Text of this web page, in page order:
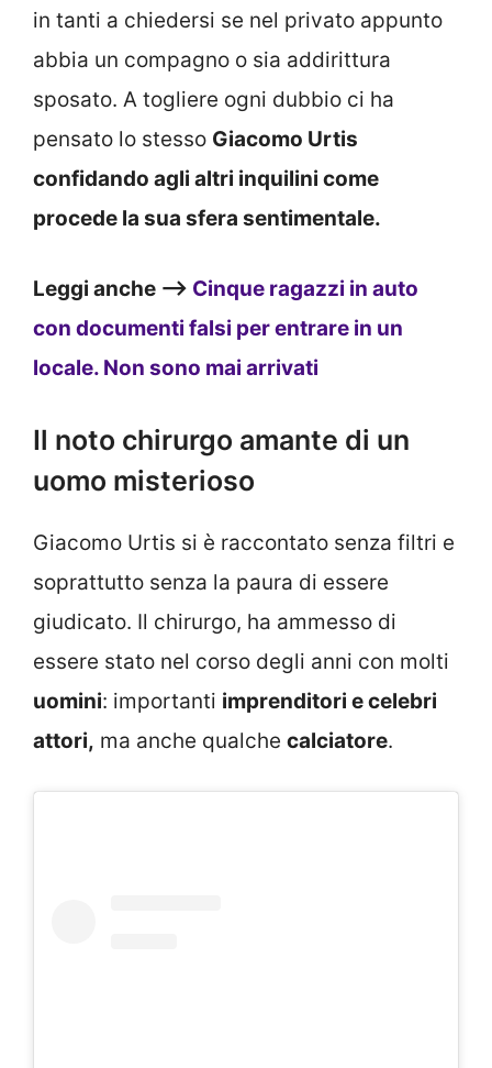
in tanti a chiedersi se nel privato appunto
abbia un compagno o sia addirittura
sposato. A togliere ogni dubbio ci ha
pensato lo stesso Giacomo Urtis
confidando agli altri inquilini come
procede la sua sfera sentimentale.
Leggi anche —> Cinque ragazzi in auto
con documenti falsi per entrare in un
locale. Non sono mai arrivati
Il noto chirurgo amante di un
uomo misterioso
Giacomo Urtis si è raccontato senza filtri e
soprattutto senza la paura di essere
giudicato. Il chirurgo, ha ammesso di
essere stato nel corso degli anni con molti
uomini: importanti imprenditori e celebri
attori, ma anche qualche calciatore.